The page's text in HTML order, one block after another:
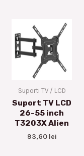
Suporti TV / LCD
Suport TV LCD
26-55 inch
T3203X Alien
93,60 lei